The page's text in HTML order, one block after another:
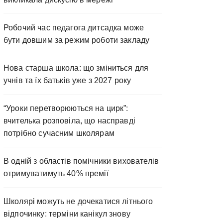
Робочий час педагога дитсадка може
бути довшим за режим роботи закладу
Нова старша школа: що зміниться для
учнів та їх батьків уже з 2027 року
“Уроки перетворюються на цирк”:
вчителька розповіла, що насправді
потрібно сучасним школярам
В одній з областів помічники вихователів
отримуватимуть 40% премії
Школярі можуть не дочекатися літнього
відпочинку: терміни канікул знову